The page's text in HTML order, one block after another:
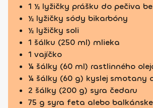
1 ½ lyžičky prášku do pečiva
½ lyžičky sódy bikarbóny
½ lyžičky soli
1 šálku (250 ml) mlieka
1 vajíčko
¼ šálky (60 ml) rastlinného
¼ šálky (60 g) kyslej smotany
2 šálky (200 g) syra čedaru
75 g syra feta alebo